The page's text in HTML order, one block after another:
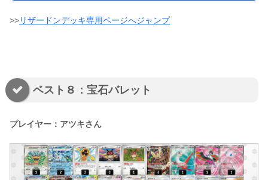
>>リザードンデッキ専用ページへジャンプ
ベスト８：宝石バレット
プレイヤー：アツキさん